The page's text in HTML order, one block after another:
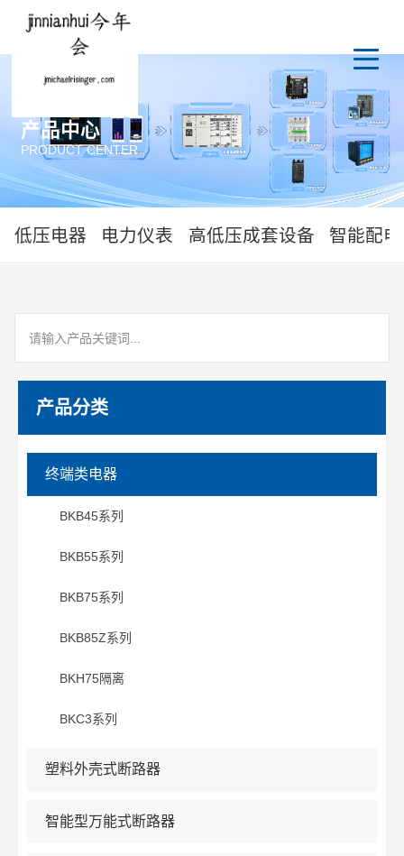
产品中心
PRODUCT CENTER
低压电器 电力仪表 高低压成套设备 智能配
产品分类
终端类电器
BKB45系列
BKB55系列
BKB75系列
BKB85Z系列
BKH75隔离
BKC3系列
塑料外壳式断路器
智能型万能式断路器